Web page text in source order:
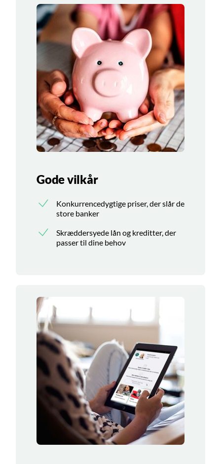
Gode vilkår
Konkurrencedygtige priser, der slår de
store banker
Skræddersyede lån og kreditter, der
passer til dine behov